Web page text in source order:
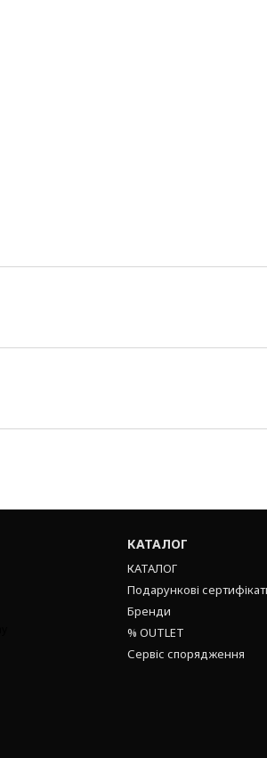
КАТАЛОГ
КАТАЛОГ
Подарункові
Бренди
% OUTLET
Сервіс спорядження